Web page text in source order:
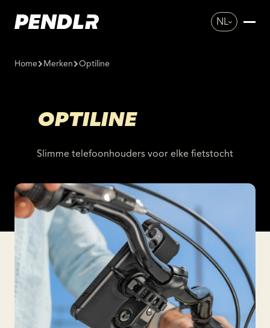
NL
Home Merken Optiline
OPTILINE
Slimme telefoonhouders voor elke fietstocht